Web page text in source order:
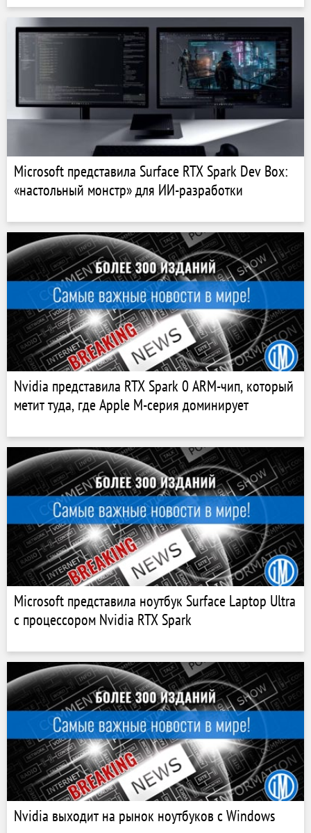
Microsoft представила Surface RTX Spark Dev Box:
«настольный монстр» для ИИ-разработки
Nvidia представила RTX Spark 0 ARM-чип, который
метит туда, где Apple M-серия доминирует
Microsoft представила ноутбук Surface Laptop Ultra
с процессором Nvidia RTX Spark
Nvidia выходит на рынок ноутбуков с Windows